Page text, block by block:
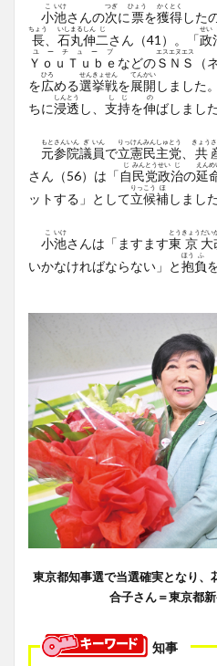
小
こ
池
いけ
さんの次
つぎ
に票
ひょう
を獲
かく
得
とく
した
長
ちょう
石
いし
丸
まる
伸
しん
二
じ
さん（41）。「政
せい
ＹｏｕＴｕｂｅ
ユーチューブ
などのＳ
エス
Ｎ
エヌ
Ｓ
エス
（
を広
ひろ
める選
せん
挙
きょ
戦
せん
を展
てん
開
かい
しました。
ちに浸
しん
透
とう
し、 支
し
持
じ
を伸
の
ばしました
元
もと
参
さん
院
いん
議
ぎ
員
いん
で立
りっ
憲
けん
民
みん
主
しゅ
党
とう
共
きょう さ
さん（56）は「自
じ
民
みん
党
とう
政
せい
治
じ
の延
えん め
ットする」として立
りっ
候
こう
補
ほ
しまし
小
こ
池
いけ
さんは「ますます東
とう
京
きょう
大
だい
いかなければならない」と抱
ほう
負
ふ
東京都知事選で当選確実となり、
合子さん＝東京都
知事